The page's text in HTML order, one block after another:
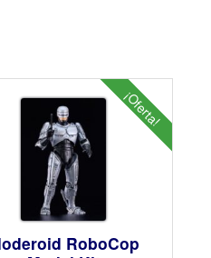
¡Oferta!
RoboCop